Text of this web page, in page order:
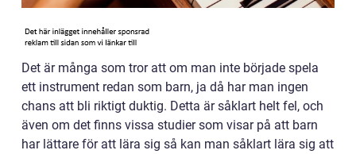
Det är många som tror att om man inte började spela
ett instrument redan som barn, ja då har man ingen
chans att bli riktigt duktig. Detta är såklart helt fel, och
även om det finns vissa studier som visar på att barn
har lättare för att lära sig så kan man såklart lära sig att